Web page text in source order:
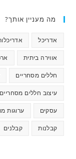
מה מעניין אותך?
אדריכל
אווירה ביתית
חללים מסחריים
עיצוב חללים מסחריים
עסקים ערוגות
קבלנות קבלנים